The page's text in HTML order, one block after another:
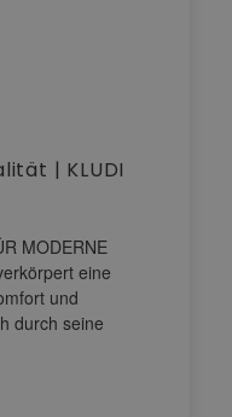
| KLUDI
MODERNE
eine
und
durch seine